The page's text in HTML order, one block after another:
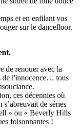
et en enfilant vos
sur le dancefloor.
de renouer avec la
de l'innocence… tous
ces décennies où
s’abreuvait de séries
» ou « Beverly Hills
foisonnantes !